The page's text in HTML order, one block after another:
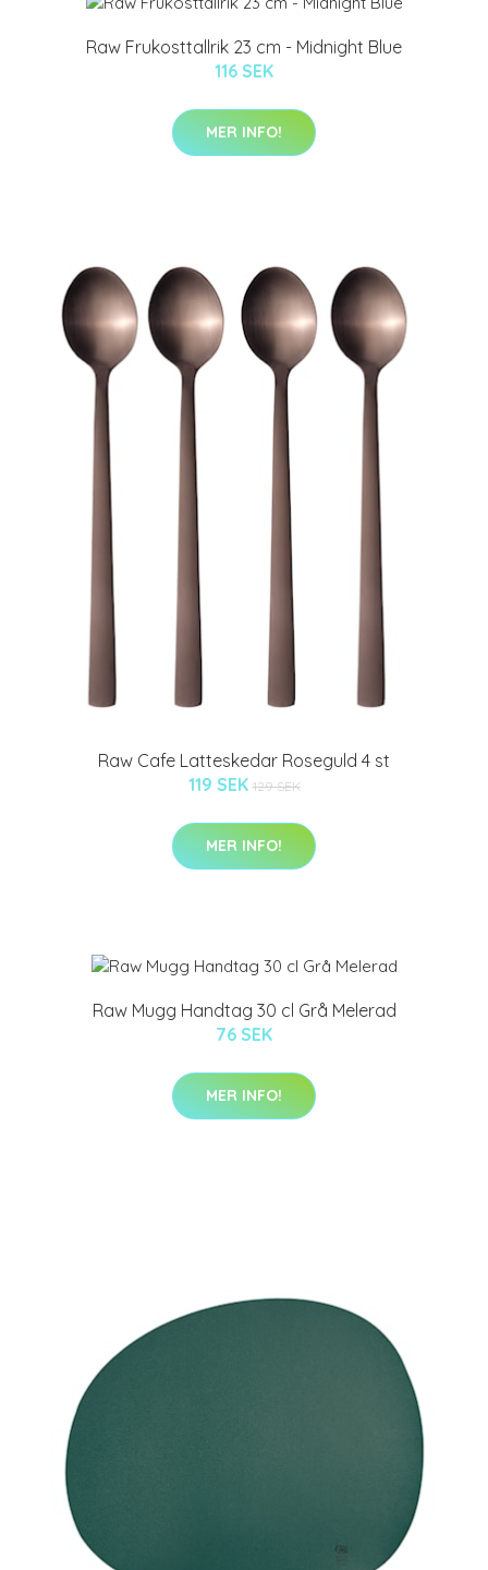
Raw Frukosttallrik 23 cm - Midnight Blue
116 SEK
MER INFO!
Raw Cafe Latteskedar Roseguld 4 st
119 SEK 129 SEK
MER INFO!
Raw Mugg Handtag 30 cl Grå Melerad
76 SEK
MER INFO!